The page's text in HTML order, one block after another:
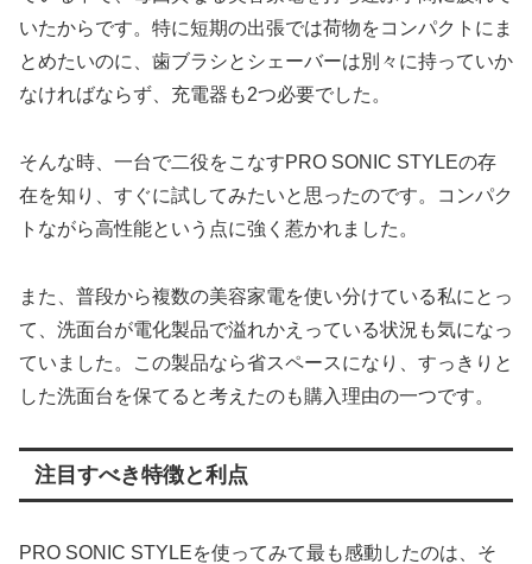
いたからです。特に短期の出張では荷物をコンパクトにま
とめたいのに、歯ブラシとシェーバーは別々に持っていか
なければならず、充電器も2つ必要でした。
そんな時、一台で二役をこなすPRO SONIC STYLEの存
在を知り、すぐに試してみたいと思ったのです。コンパク
トながら高性能という点に強く惹かれました。
また、普段から複数の美容家電を使い分けている私にとっ
て、洗面台が電化製品で溢れかえっている状況も気になっ
ていました。この製品なら省スペースになり、すっきりと
した洗面台を保てると考えたのも購入理由の一つです。
注目すべき特徴と利点
PRO SONIC STYLEを使ってみて最も感動したのは、そ